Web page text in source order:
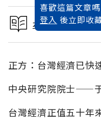
喜歡這篇文章
登入 後立即收
本文出自 2001 /
正方：台灣經濟已快
中央研究院院士——
台灣經濟正值五十年